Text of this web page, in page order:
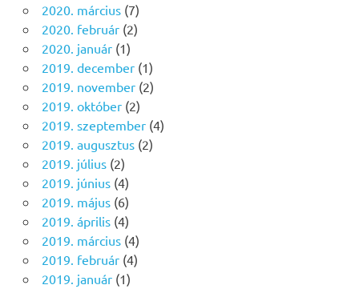
2020. március(7)
2020. február(2)
2020. január(1)
2019. december(1)
2019. november(2)
2019. október(2)
2019. szeptember(4)
2019. augusztus(2)
2019. július(2)
2019. június(4)
2019. május(6)
2019. április(4)
2019. március(4)
2019. február(4)
2019. január(1)